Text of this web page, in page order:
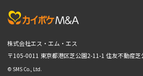
株式会社エス・エム・エス
〒105-0011 東京都港区芝公園2-11-1 住友不動産芝
© SMS Co., Ltd.